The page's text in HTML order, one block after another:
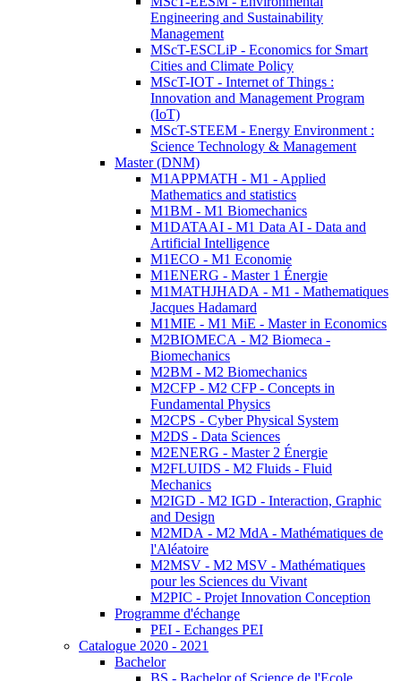
Engineering and Sustainability
Management
MScT-ESCLiP - Economics for Smart
Cities and Climate Policy
MScT-IOT - Internet of Things :
Innovation and Management Program
(IoT)
MScT-STEEM - Energy Environment :
Science Technology & Management
Master (DNM)
M1APPMATH - M1 - Applied
Mathematics and statistics
M1BM - M1 Biomechanics
M1DATAAI - M1 Data AI - Data and
Artificial Intelligence
M1ECO - M1 Economie
M1ENERG - Master 1 Énergie
M1MATHJHADA - M1 - Mathematiques
Jacques Hadamard
M1MIE - M1 MiE - Master in Economics
M2BIOMECA - M2 Biomeca -
Biomechanics
M2BM - M2 Biomechanics
M2CFP - M2 CFP - Concepts in
Fundamental Physics
M2CPS - Cyber Physical System
M2DS - Data Sciences
M2ENERG - Master 2 Énergie
M2FLUIDS - M2 Fluids - Fluid
Mechanics
M2IGD - M2 IGD - Interaction, Graphic
and Design
M2MDA - M2 MdA - Mathématiques de
l'Aléatoire
M2MSV - M2 MSV - Mathématiques
pour les Sciences du Vivant
M2PIC - Projet Innovation Conception
Programme d'échange
PEI - Echanges PEI
Catalogue 2020 - 2021
Bachelor
BS - Bachelor of Science de l'Ecole